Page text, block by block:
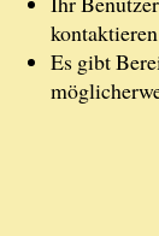
Es gibt